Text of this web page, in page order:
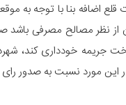
اضافه بنا با توجه به
از نظر مصالح مصرفی
جریمه خودداری کند،
این مورد نسبت به صدور